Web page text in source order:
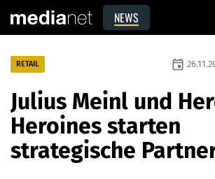
NEWS
RETAIL event
Julius Meinl und
Heroines starten
strategische